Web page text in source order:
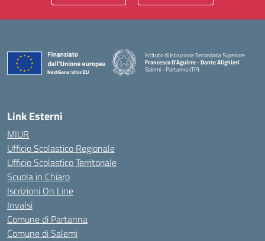
Istituto di Istruzione Secondaria Superiore
Francesco D'Aguirre - Dante Alighieri
Salemi - Partanna (TP)
Link Esterni
MIUR
Ufficio Scolastico Regionale
Ufficio Scolastico Territoriale
Scuola in Chiaro
Iscrizioni On Line
Invalsi
Comune di Partanna
Comune di Salemi